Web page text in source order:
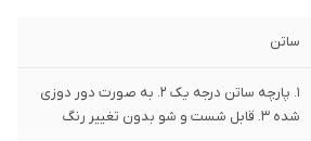
ساتن
1. پارچه ساتن درجه یک 2. به صورت دور دوزی
شده 3. قابل شست و شو بدون تغییر رنگ